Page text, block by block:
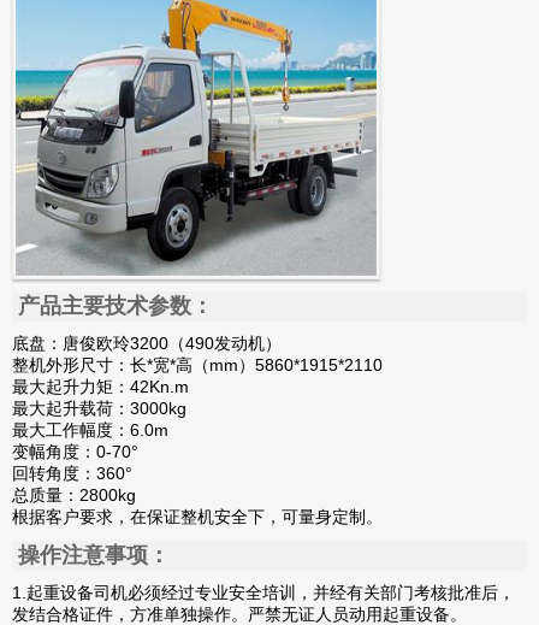
产品主要技术参数：
底盘：唐俊欧玲3200（490发动机）
整机外形尺寸：长*宽*高（mm）5860*1915*2110
最大起升力矩：42Kn.m
最大起升载荷：3000kg
最大工作幅度：6.0m
变幅角度：0-70°
回转角度：360°
总质量：2800kg
根据客户要求，在保证整机安全下，可量身定制。
操作注意事项：
1.起重设备司机必须经过专业安全培训，并经有关部门考核批准后，
发结合格证件，方准单独操作。严禁无证人员动用起重设备。